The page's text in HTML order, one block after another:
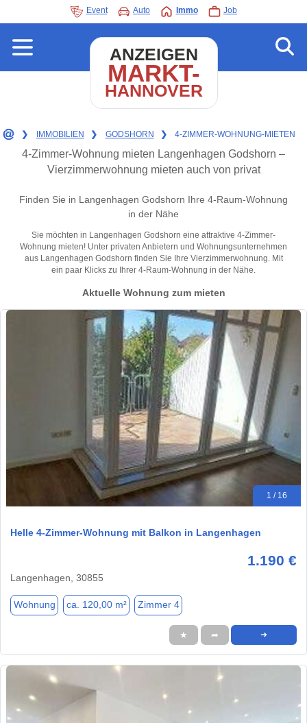
Event Auto Immo Job
ANZEIGEN
MARKT-
HANNOVER
❯ IMMOBILIEN ❯ GODSHORN ❯ 4-ZIMMER-WOHNUNG-MIETEN
4-Zimmer-Wohnung mieten Langenhagen Godshorn –
Vierzimmerwohnung mieten auch von privat
Finden Sie in Langenhagen Godshorn Ihre 4-Raum-Wohnung
in der Nähe
Sie möchten in Langenhagen Godshorn eine attraktive 4-Zimmer-
Wohnung mieten! Unter privaten Anbietern und Wohnungsunternehmen
aus Langenhagen Godshorn finden Sie Ihre Vierzimmerwohnung. Mit
ein paar Klicks zu Ihrer 4-Raum-Wohnung in der Nähe.
Aktuelle Wohnung zum mieten
1 / 16
Helle 4-Zimmer-Wohnung mit Balkon in Langenhagen
1.190 €
Langenhagen, 30855
Wohnung ca. 120,00 m² Zimmer 4
★ ➦ ➜